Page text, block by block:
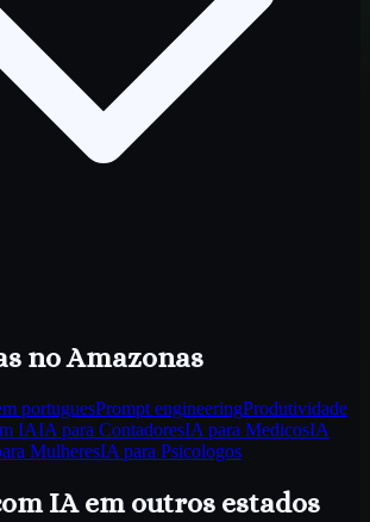
no Amazonas
portuguesPrompt engineeringProdutividade
IAIA para ContadoresIA para MedicosIA
MulheresIA para Psicologos
IAem outros estados